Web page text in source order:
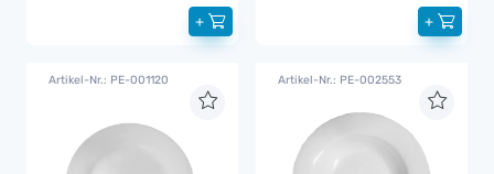
+ +
Artikel-Nr.: PE-001120 Artikel-Nr.: PE-002553